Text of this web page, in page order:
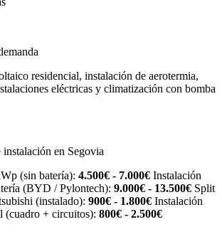
residencial, instalación de aerotermia,
eléctricas y climatización con bomba
en Segovia
(sin batería): 4.500€ - 7.000€ Instalación
(BYD / Pylontech): 9.000€ - 13.500€ Split
(instalado): 900€ - 1.800€ Instalación
(cuadro + circuitos): 800€ - 2.500€